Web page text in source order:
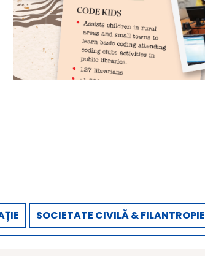
SOCIETATE CIVILĂ & FILANTROPIE